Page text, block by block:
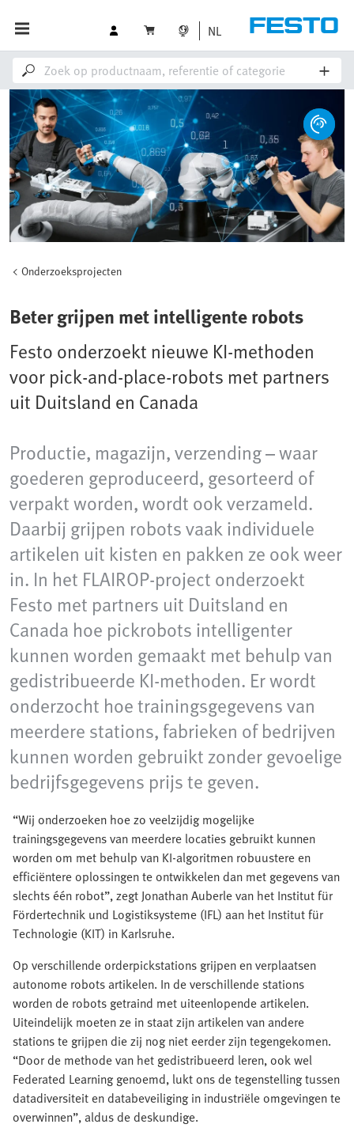
NL
Onderzoeksprojecten
Beter grijpen met intelligente robots
Festo onderzoekt nieuwe KI-methoden
voor pick-and-place-robots met partners
uit Duitsland en Canada
Productie, magazijn, verzending – waar
goederen geproduceerd, gesorteerd of
verpakt worden, wordt ook verzameld.
Daarbij grijpen robots vaak individuele
artikelen uit kisten en pakken ze ook weer
in. In het FLAIROP-project onderzoekt
Festo met partners uit Duitsland en
Canada hoe pickrobots intelligenter
kunnen worden gemaakt met behulp van
gedistribueerde KI-methoden. Er wordt
onderzocht hoe trainingsgegevens van
meerdere stations, fabrieken of bedrijven
kunnen worden gebruikt zonder gevoelige
bedrijfsgegevens prijs te geven.
“Wij onderzoeken hoe zo veelzijdig mogelijke
trainingsgegevens van meerdere locaties gebruikt kunnen
worden om met behulp van KI-algoritmen robuustere en
efficiëntere oplossingen te ontwikkelen dan met gegevens van
slechts één robot”, zegt Jonathan Auberle van het Institut für
Fördertechnik und Logistiksysteme (IFL) aan het Institut für
Technologie (KIT) in Karlsruhe.
Op verschillende orderpickstations grijpen en verplaatsen
autonome robots artikelen. In de verschillende stations
worden de robots getraind met uiteenlopende artikelen.
Uiteindelijk moeten ze in staat zijn artikelen van andere
stations te grijpen die zij nog niet eerder zijn tegengekomen.
“Door de methode van het gedistribueerd leren, ook wel
Federated Learning genoemd, lukt ons de tegenstelling tussen
datadiversiteit en databeveiliging in industriële omgevingen te
overwinnen”, aldus de deskundige.